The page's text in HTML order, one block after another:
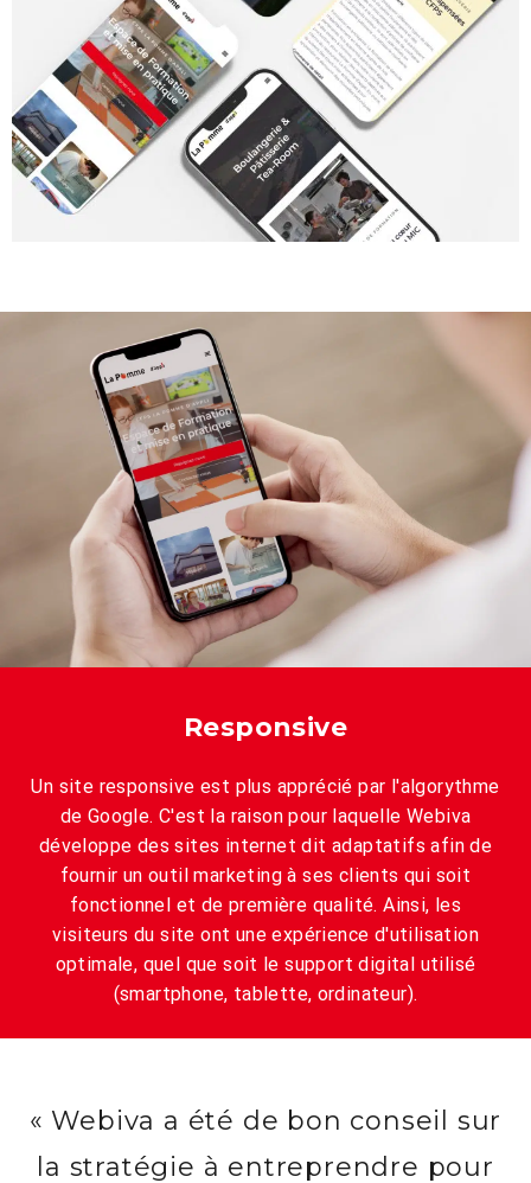
Responsive
Un site responsive est plus apprécié par l'algorythme
de Google. C'est la raison pour laquelle Webiva
développe des sites internet dit adaptatifs afin de
fournir un outil marketing à ses clients qui soit
fonctionnel et de première qualité. Ainsi, les
visiteurs du site ont une expérience d'utilisation
optimale, quel que soit le support digital utilisé
(smartphone, tablette, ordinateur).
« Webiva a été de bon conseil sur
la stratégie à entreprendre pour